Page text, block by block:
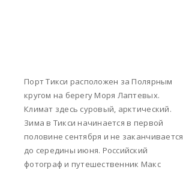
Порт Тикси расположен за Полярным
кругом на берегу Моря Лаптевых.
Климат здесь суровый, арктический.
Зима в Тикси начинается в первой
половине сентября и не заканчивается
до середины июня. Российский
фотограф и путешественник Макс